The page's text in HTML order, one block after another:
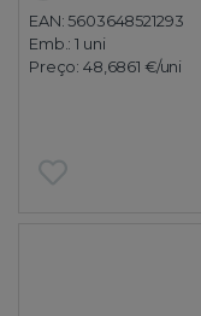
EAN: 5603648521293
Emb.:1 uni
Preço: 48,6861 €/uni